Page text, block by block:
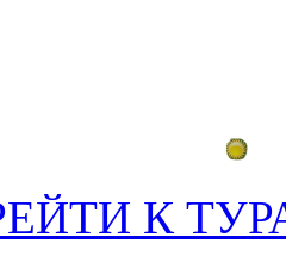
К